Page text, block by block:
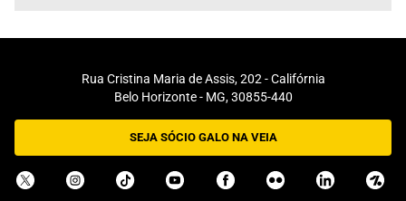
Rua Cristina Maria de Assis, 202 - Califórnia
Belo Horizonte - MG, 30855-440
SEJA SÓCIO GALO NA VEIA